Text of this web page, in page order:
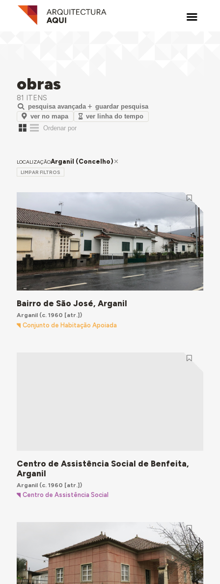
obras
81 ITENS
pesquisa avançada
guardar pesquisa
ver no mapa
ver linha do tempo
LOCALIZAÇÃOArganil (Concelho)
LIMPAR FILTROS
Bairro de São José, Arganil
Arganil(c. 1960 [atr.])
Conjunto de Habitação Apoiada
Centro de Assistência Social de Benfeita,
Arganil
Arganil(c. 1960 [atr.])
Centro de Assistência Social